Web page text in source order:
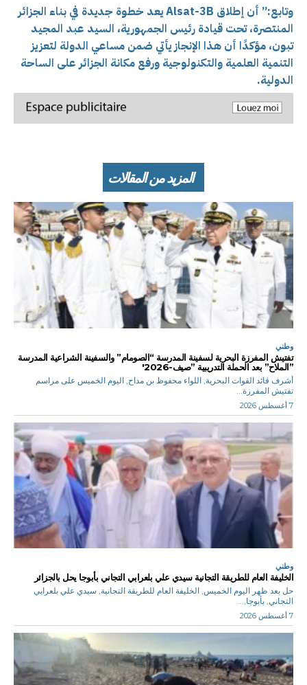
وتابع:” أن إطلاق Alsat-3B يعد خطوة جديدة في بناء الجزائر
المنتصرة، تحت قيادة رئيس الجمهورية، السيد عبد المجيد
تبون، مؤكدًا أن هذا الإنجاز يأتي ضمن مساعي الدولة لتعزيز
التنمية العلمية والتكنولوجية ورفع مكانة الجزائر على الساحة
الدولية.
المزيد من المقالات
وطني
تفتيش المفرزة البحرية لسفينة المدرسة “الصومام” والسفينة الشراعية المدرسة
”الملاح” بعد الحملة التدريبية ”صيف-2026′
أشرف قائد القوات البحرية, اللواء محفوظ بن مداح, اليوم الخميس على مراسم
تفتيش المفرزة...
7 أغسطس 2026
وطني
الخليفة العام للطريقة التجانية سيدي علي بلعرابي التجاني بأبوجا يحل بالجزائر
حل بعد ظهر اليوم الخميس, الخليفة العام للطريقة التجانية, سيدي علي بلعرابي
التجاني, بأبوجا,...
7 أغسطس 2026